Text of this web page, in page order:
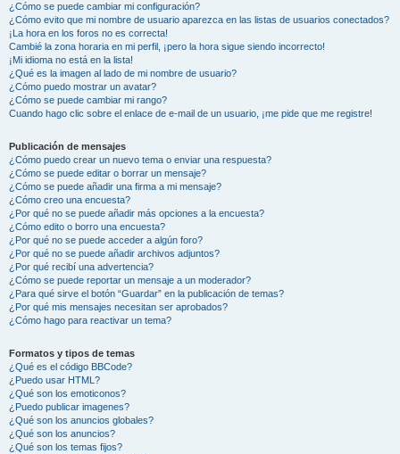
¿Cómo se puede cambiar mi configuración?
¿Cómo evito que mi nombre de usuario aparezca en las listas de usuarios conectados?
¡La hora en los foros no es correcta!
Cambié la zona horaria en mi perfil, ¡pero la hora sigue siendo incorrecto!
¡Mi idioma no está en la lista!
¿Qué es la imagen al lado de mi nombre de usuario?
¿Cómo puedo mostrar un avatar?
¿Cómo se puede cambiar mi rango?
Cuando hago clic sobre el enlace de e-mail de un usuario, ¡me pide que me registre!
Publicación de mensajes
¿Cómo puedo crear un nuevo tema o enviar una respuesta?
¿Cómo se puede editar o borrar un mensaje?
¿Cómo se puede añadir una firma a mi mensaje?
¿Cómo creo una encuesta?
¿Por qué no se puede añadir más opciones a la encuesta?
¿Cómo edito o borro una encuesta?
¿Por qué no se puede acceder a algún foro?
¿Por qué no se puede añadir archivos adjuntos?
¿Por qué recibí una advertencia?
¿Cómo se puede reportar un mensaje a un moderador?
¿Para qué sirve el botón “Guardar” en la publicación de temas?
¿Por qué mis mensajes necesitan ser aprobados?
¿Cómo hago para reactivar un tema?
Formatos y tipos de temas
¿Qué es el código BBCode?
¿Puedo usar HTML?
¿Qué son los emoticonos?
¿Puedo publicar imagenes?
¿Qué son los anuncios globales?
¿Qué son los anuncios?
¿Qué son los temas fijos?